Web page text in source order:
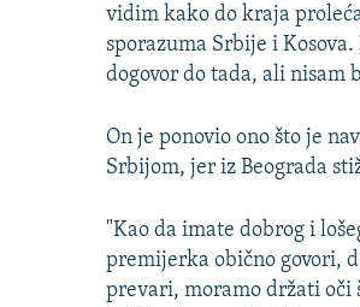
vidim kako do kraja
sporazuma Srbije i
dogovor do tada, ali nisam
On je ponovio ono što je
Srbijom, jer iz Beograda
"Kao da imate dobrog i
premijerka obično govori,
prevari, moramo držati oči